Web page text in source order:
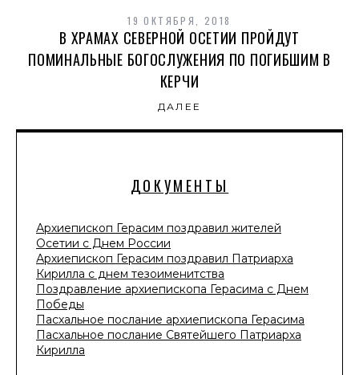
ДОКУМЕНТЫ
Архиепископ Герасим поздравил жителей
Осетии с Днем России
Архиепископ Герасим поздравил Патриарха
Кирилла с днем тезоименитства
Поздравление архиепископа Герасима с Днем
Победы
Пасхальное послание архиепископа Герасима
Пасхальное послание Святейшего Патриарха
Кирилла
19 ОКТЯБРЯ, 2018
В ХРАМАХ СЕВЕРНОЙ ОСЕТИИ ПРОЙДУТ
ПОМИНАЛЬНЫЕ БОГОСЛУЖЕНИЯ ПО ПОГИБШИМ В
КЕРЧИ
ДАЛЕЕ